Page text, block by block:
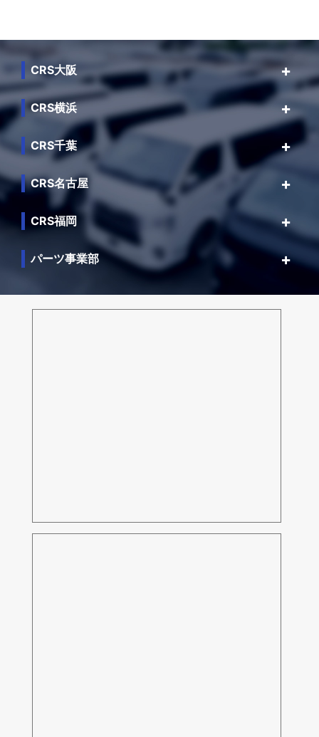
CRS大阪
CRS横浜
CRS千葉
CRS名古屋
CRS福岡
パーツ事業部